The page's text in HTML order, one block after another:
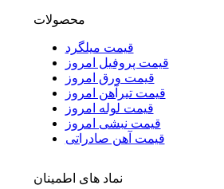
محصولات
قیمت میلگرد
قیمت پروفیل امروز
قیمت ورق امروز
قیمت تیرآهن امروز
قیمت لوله امروز
قیمت نبشی امروز
قیمت آهن صادراتی
نماد های اطمینان